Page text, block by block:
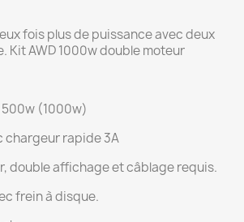
fois plus de puissance avec deux
Kit AWD 1000w double moteur
(1000w)
chargeur rapide 3A
double affichage et câblage requis.
frein à disque.